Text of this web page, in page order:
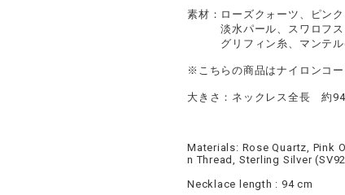
素材：ローズクォーツ、ピン
淡水パール、スワロフス
グリフィン糸、マンテ
※こちらの商品はナイロンコ
大きさ：ネックレス全長 約
Materials: Rose Quartz, Pink
n Thread, Sterling Silver
Necklace length : 94 cm